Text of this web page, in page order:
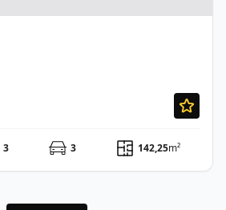
3 3 142,25m²